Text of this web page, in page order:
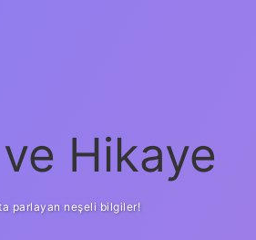
Hikaye
parlayan neşeli bilgiler!